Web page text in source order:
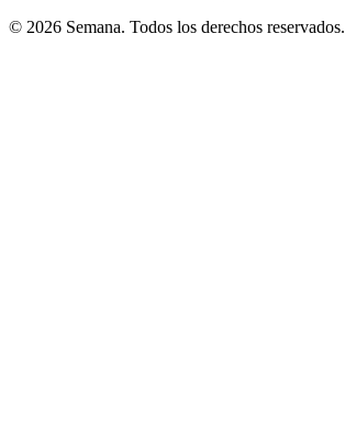
© 2026 Semana. Todos los derechos reservados.